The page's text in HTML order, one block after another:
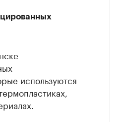
используются